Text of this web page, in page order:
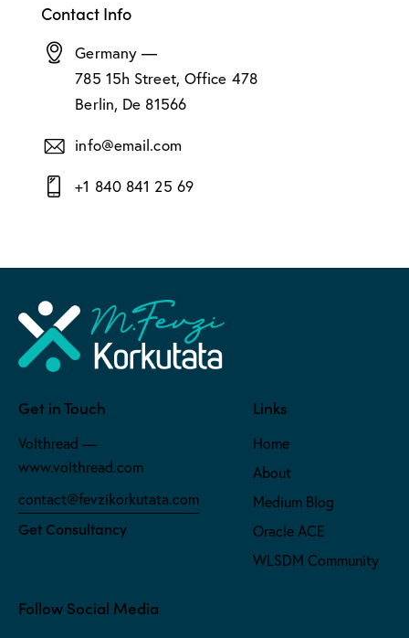
Contact Info
Germany —
785 15h Street, Office 478
Berlin, De 81566
info@email.com
+1 840 841 25 69
Get in Touch
Volthread —
www.volthread.com
contact@fevzikorkutata.com
Get Consultancy
Links
Home
About
Medium Blog
Oracle ACE
WLSDM Community
Follow Social Media